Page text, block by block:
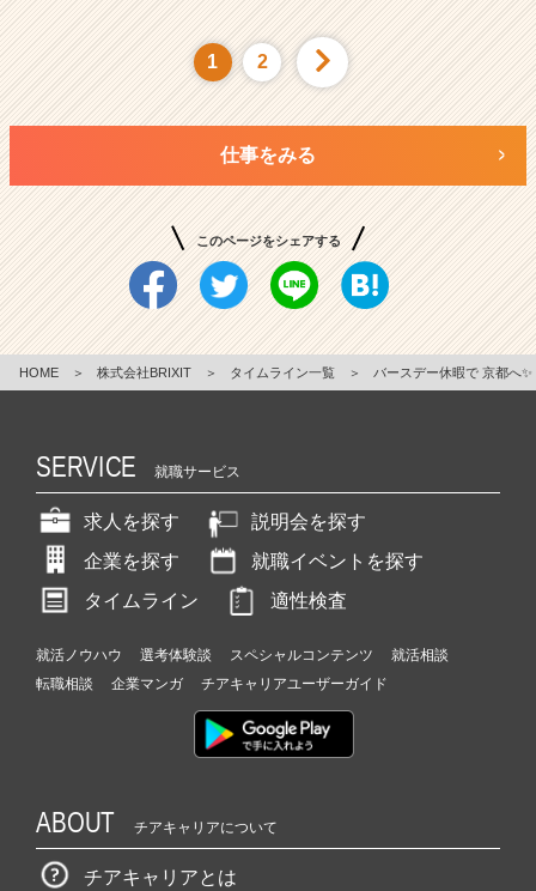
1 2
仕事をみる
このページをシェアする
HOME ＞ 株式会社BRIXIT ＞ タイムライン一覧 ＞ バースデー休暇で 京都へ✨
SERVICE 就職サービス
求人を探す
説明会を探す
企業を探す
就職イベントを探す
タイムライン
適性検査
就活ノウハウ 選考体験談 スペシャルコンテンツ
就活相談
転職相談
企業マンガ チアキャリアユーザーガイド
ABOUT チアキャリアについて
チアキャリアとは